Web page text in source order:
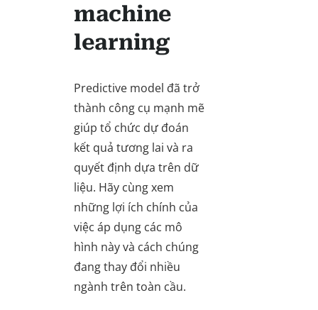
machine
learning
Predictive model đã trở
thành công cụ mạnh mẽ
giúp tổ chức dự đoán
kết quả tương lai và ra
quyết định dựa trên dữ
liệu. Hãy cùng xem
những lợi ích chính của
việc áp dụng các mô
hình này và cách chúng
đang thay đổi nhiều
ngành trên toàn cầu.